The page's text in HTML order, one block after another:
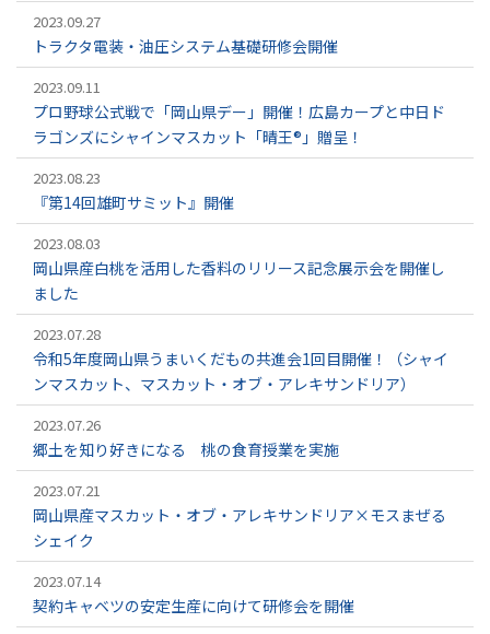
2023.09.27
トラクタ電装・油圧システム基礎研修会開催
2023.09.11
プロ野球公式戦で「岡山県デー」開催！広島カープと中日ド
ラゴンズにシャインマスカット「晴王®」贈呈！
2023.08.23
『第14回雄町サミット』開催
2023.08.03
岡山県産白桃を活用した香料のリリース記念展示会を開催し
ました
2023.07.28
令和5年度岡山県うまいくだもの共進会1回目開催！（シャイ
ンマスカット、マスカット・オブ・アレキサンドリア）
2023.07.26
郷土を知り好きになる 桃の食育授業を実施
2023.07.21
岡山県産マスカット・オブ・アレキサンドリア×モスまぜる
シェイク
2023.07.14
契約キャベツの安定生産に向けて研修会を開催